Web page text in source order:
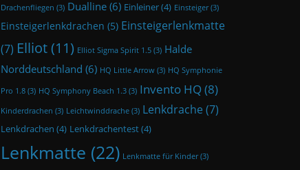
Drachenfliegen (3) Dualline(6) Einleiner(4) Einsteiger(3)
Einsteigerlenkdrachen (5) Einsteigerlenkmatte
(7) Elliot(11) Elliot Sigma Spirit 1.5 (3) Halde
Norddeutschland (6) HQ Little Arrow (3) HQ Symphonie
Pro 1.8 (3) HQ Symphony Beach 1.3 (3) Invento HQ(8)
Kinderdrachen (3) Leichtwinddrache (3) Lenkdrache (7)
Lenkdrachen (4) Lenkdrachentest(4)
Lenkmatte (22) Lenkmatte für Kinder(3)